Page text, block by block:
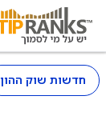
חדשות שוק ההון